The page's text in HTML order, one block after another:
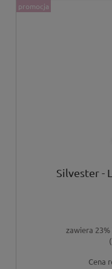
Silvester -
zawiera
Cena
promocja